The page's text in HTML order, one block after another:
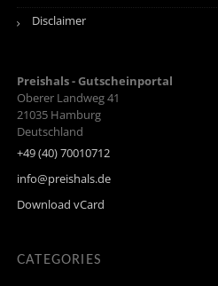
Disclaimer
Preishals - Gutscheinportal
Oberer Landweg 41
21035 Hamburg
Deutschland
+49 (40) 70010712
info@preishals.de
Download vCard
CATEGORIES